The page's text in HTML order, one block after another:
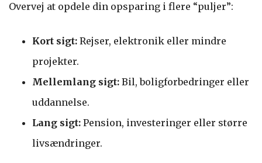
Overvej at opdele din opsparing i flere “puljer”:
Kort sigt: Rejser, elektronik eller mindre
projekter.
Mellemlang sigt: Bil, boligforbedringer eller
uddannelse.
Lang sigt: Pension, investeringer eller større
livsændringer.